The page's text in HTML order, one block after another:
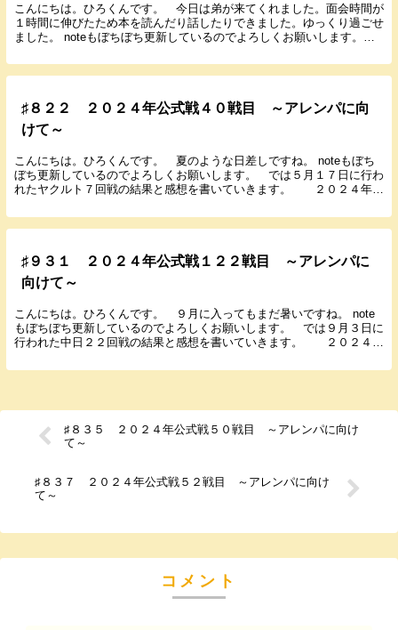
こんにちは。ひろくんです。 今日は弟が来てくれました。面会時間が
１時間に伸びたため本を読んだり話したりできました。ゆっくり過ごせ
ました。 noteもぼちぼち更新しているのでよろしくお願いします。
♯８２２ ２０２４年公式戦４０戦目 ～アレンパに向
けて～
こんにちは。ひろくんです。 夏のような日差しですね。 noteもぼち
ぼち更新しているのでよろしくお願いします。 では５月１７日に行わ
れたヤクルト７回戦の結果と感想を書いていきます。 ２０２４年５
♯９３１ ２０２４年公式戦１２２戦目 ～アレンパに
向けて～
こんにちは。ひろくんです。 ９月に入ってもまだ暑いですね。 note
もぼちぼち更新しているのでよろしくお願いします。 では９月３日に
行われた中日２２回戦の結果と感想を書いていきます。 ２０２４年
♯８３５ ２０２４年公式戦５０戦目 ～アレンパに向け
て～
♯８３７ ２０２４年公式戦５２戦目 ～アレンパに向け
て～
コメント